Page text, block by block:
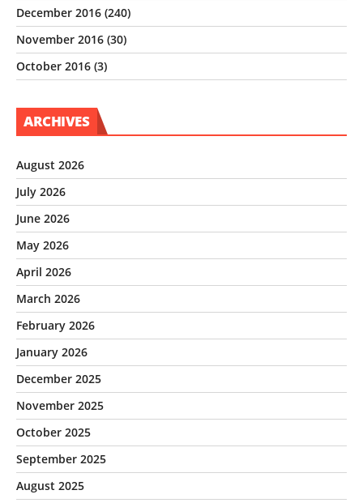
December 2016 (240)
November 2016 (30)
October 2016 (3)
ARCHIVES
August 2026
July 2026
June 2026
May 2026
April 2026
March 2026
February 2026
January 2026
December 2025
November 2025
October 2025
September 2025
August 2025